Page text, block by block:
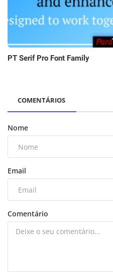
PT Serif Pro Font Family
COMENTÁRIOS
Nome
Email
Comentário